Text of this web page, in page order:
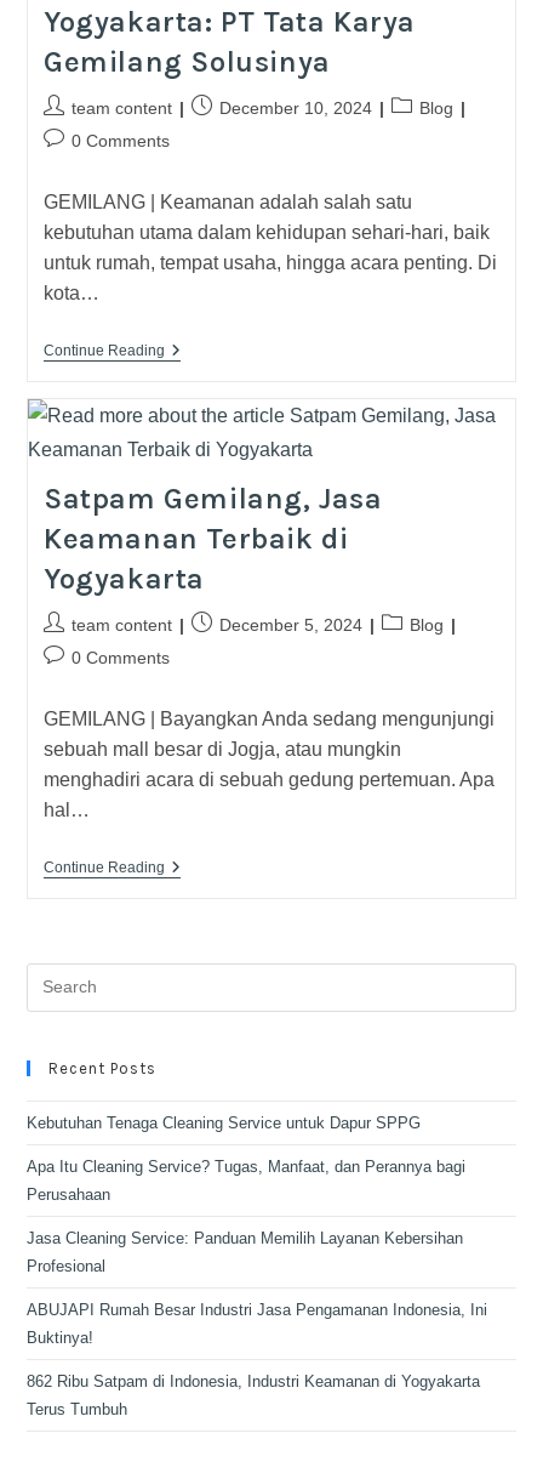
Yogyakarta: PT Tata Karya
Gemilang Solusinya
team content December 10, 2024
Blog
0 Comments
GEMILANG | Keamanan adalah salah satu
kebutuhan utama dalam kehidupan sehari-hari, baik
untuk rumah, tempat usaha, hingga acara penting. Di
kota…
Continue Reading
Satpam Gemilang, Jasa
Keamanan Terbaik di
Yogyakarta
team content December 5, 2024
Blog
0 Comments
GEMILANG | Bayangkan Anda sedang mengunjungi
sebuah mall besar di Jogja, atau mungkin
menghadiri acara di sebuah gedung pertemuan. Apa
hal…
Continue Reading
Recent Posts
Kebutuhan Tenaga Cleaning Service untuk Dapur SPPG
Apa Itu Cleaning Service? Tugas, Manfaat, dan Perannya bagi
Perusahaan
Jasa Cleaning Service: Panduan Memilih Layanan Kebersihan
Profesional
ABUJAPI Rumah Besar Industri Jasa Pengamanan Indonesia, Ini
Buktinya!
862 Ribu Satpam di Indonesia, Industri Keamanan di Yogyakarta
Terus Tumbuh